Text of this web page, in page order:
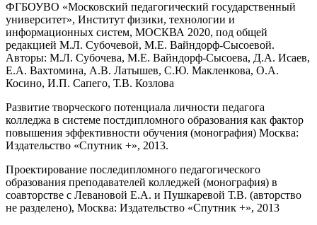
ФГБОУВО «Московский педагогический государственный
университет», Институт физики, технологии и
информационных систем, МОСКВА 2020, под общей
редакцией М.Л. Субочевой, М.Е. Вайндорф-Сысоевой.
Авторы: М.Л. Субочева, М.Е. Вайндорф-Сысоева, Д.А. Исаев,
Е.А. Вахтомина, А.В. Латышев, С.Ю. Макленкова, О.А.
Косино, И.П. Сапего, Т.В. Козлова
Развитие творческого потенциала личности педагога
колледжа в системе постдипломного образования как фактор
повышения эффективности обучения (монография) Москва:
Издательство «Спутник +», 2013.
Проектирование последипломного педагогического
образования преподавателей колледжей (монография) в
соавторстве с Левановой Е.А. и Пушкаревой Т.В. (авторство
не разделено), Москва: Издательство «Спутник +», 2013